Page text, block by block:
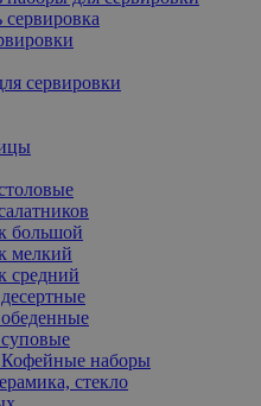
сервировка
сервировки
большой
мелкий
средний
наборы
стекло